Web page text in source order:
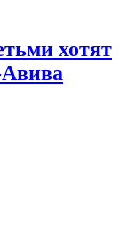
хотят
Авива